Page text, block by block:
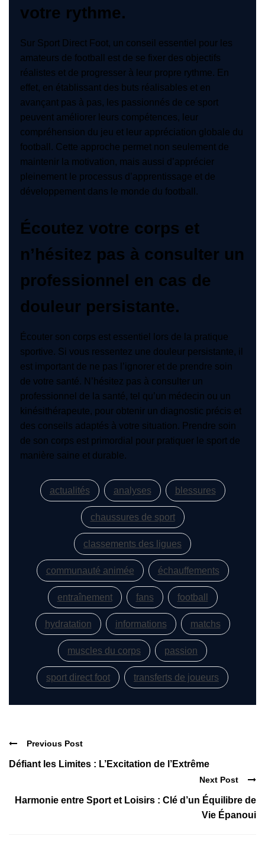
votre rythme.
Sur Sport Direct Foot, un conseil essentiel pour les
amateurs de football est de se fixer des objectifs
réalistes et de progresser à leur propre rythme. En
effet, en établissant des buts réalisables et en
avançant pas à pas, les passionnés de ce sport
peuvent améliorer leurs compétences, leur
compréhension du jeu et leur appréciation globale du
football. Cette approche permet non seulement de
maintenir la motivation, mais aussi d’apprécier
pleinement le processus d’apprentissage et de
développement dans le monde du football.
Écoutez votre corps et
n’hésitez pas à consulter un
professionnel en cas de
douleur persistante.
Écouter son corps est essentiel lors de la pratique
sportive. Si vous ressentez une douleur persistante, il
est important de ne pas l’ignorer et de prendre soin
de votre santé. N’hésitez pas à consulter un
professionnel de la santé, tel qu’un médecin ou un
kinésithérapeute, pour obtenir un diagnostic précis et
des conseils adaptés à votre situation. Prendre soin
de son corps est primordial pour pratiquer le sport de
manière saine et durable.
actualités analyses blessures
chaussures de sport
classements des ligues
communauté animée échauffements
entraînement fans football
hydratation informations matchs
muscles du corps passion
sport direct foot transferts de joueurs
Previous Post
Défiant les Limites : L’Excitation de l’Extrême
Next Post
Harmonie entre Sport et Loisirs : Clé d’un Équilibre de
Vie Épanoui